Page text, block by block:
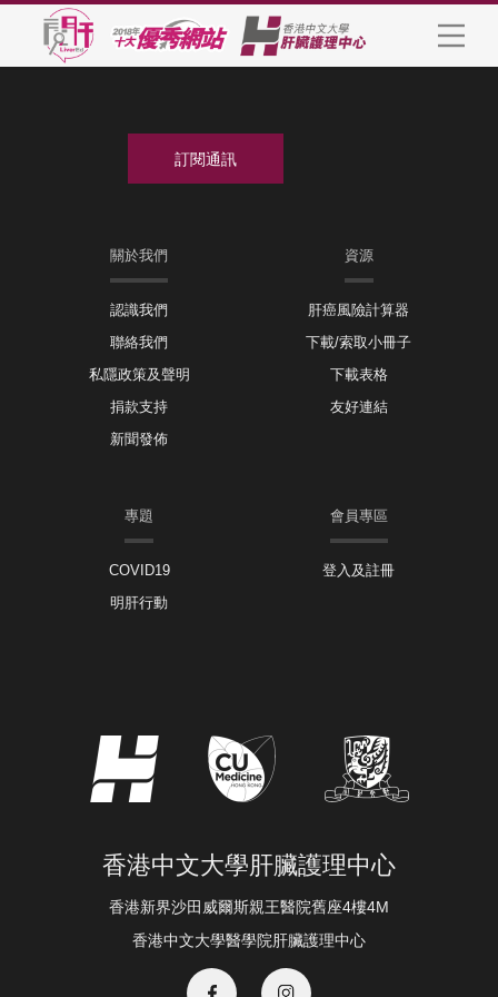
關於我們
認識我們
聯絡我們
私隱政策及聲明
捐款支持
新聞發佈
資源
肝癌風險計算器
下載/索取小冊子
下載表格
友好連結
專題
COVID19
明肝行動
會員專區
登入及註冊
香港中文大學肝臟護理中心
香港新界沙田威爾斯親王醫院舊座4樓4M
香港中文大學醫學院肝臟護理中心